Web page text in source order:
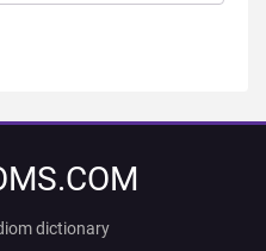
dictionary